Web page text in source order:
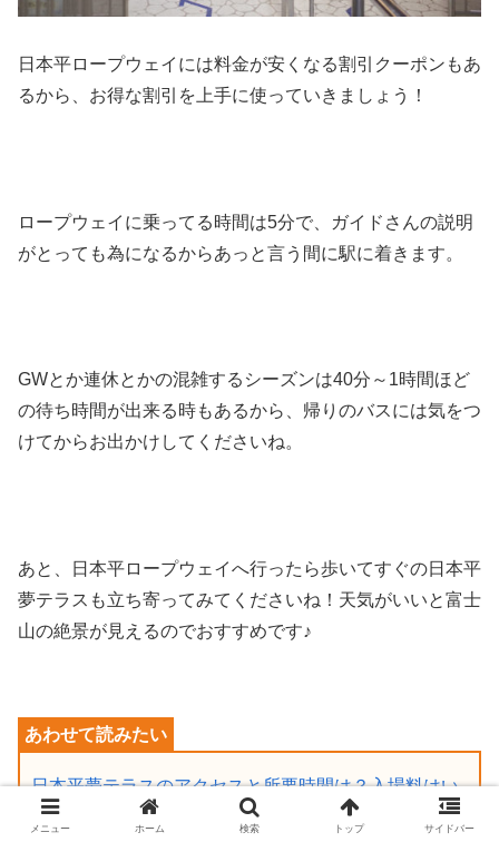
日本平ロープウェイには料金が安くなる割引クーポンもあ
るから、お得な割引を上手に使っていきましょう！
ロープウェイに乗ってる時間は5分で、ガイドさんの説明
がとっても為になるからあっと言う間に駅に着きます。
GWとか連休とかの混雑するシーズンは40分～1時間ほど
の待ち時間が出来る時もあるから、帰りのバスには気をつ
けてからお出かけしてくださいね。
あと、日本平ロープウェイへ行ったら歩いてすぐの日本平
夢テラスも立ち寄ってみてくださいね！天気がいいと富士
山の絶景が見えるのでおすすめです♪
日本平夢テラスのアクセスと所要時間は？入場料はい
る？富士山が見える絶景スポット！
メニュー ホーム 検索 トップ サイドバー